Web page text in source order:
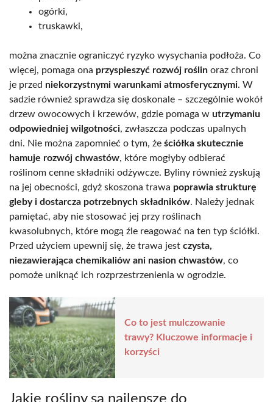
ogórki,
truskawki,
można znacznie ograniczyć ryzyko wysychania podłoża. Co
więcej, pomaga ona przyspieszyć rozwój roślin oraz chroni
je przed niekorzystnymi warunkami atmosferycznymi. W
sadzie również sprawdza się doskonale – szczególnie wokół
drzew owocowych i krzewów, gdzie pomaga w utrzymaniu
odpowiedniej wilgotności, zwłaszcza podczas upalnych
dni. Nie można zapomnieć o tym, że ściółka skutecznie
hamuje rozwój chwastów, które mogłyby odbierać
roślinom cenne składniki odżywcze. Byliny również zyskują
na jej obecności, gdyż skoszona trawa poprawia strukturę
gleby i dostarcza potrzebnych składników. Należy jednak
pamiętać, aby nie stosować jej przy roślinach
kwasolubnych, które mogą źle reagować na ten typ ściółki.
Przed użyciem upewnij się, że trawa jest czysta,
niezawierająca chemikaliów ani nasion chwastów, co
pomoże uniknąć ich rozprzestrzenienia w ogrodzie.
Co to jest mulczowanie
trawy? Kluczowe informacje i
korzyści
Jakie rośliny są najlepsze do